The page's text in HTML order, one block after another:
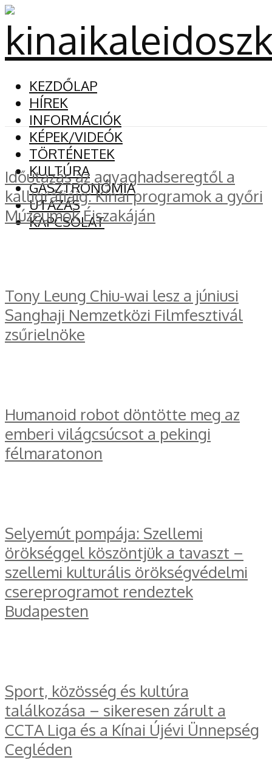
KEZDŐLAP
HÍREK
INFORMÁCIÓK
KÉPEK/VIDEÓK
TÖRTÉNETEK
KULTÚRA
GASZTRONÓMIA
UTAZÁS
KAPCSOLAT
Időutazás az agyaghadseregtől a
kalligráfiáig: Kínai programok a győri
Múzeumok Éjszakáján
Tony Leung Chiu-wai lesz a júniusi
Sanghaji Nemzetközi Filmfesztivál
zsűrielnöke
Humanoid robot döntötte meg az
emberi világcsúcsot a pekingi
félmaratonon
Selyemút pompája: Szellemi
örökséggel köszöntjük a tavaszt –
szellemi kulturális örökségvédelmi
csereprogramot rendeztek
Budapesten
Sport, közösség és kultúra
találkozása – sikeresen zárult a
CCTA Liga és a Kínai Újévi Ünnepség
Cegléden